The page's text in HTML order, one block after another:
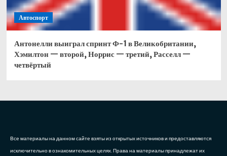
Автоспорт
Антонелли выиграл спринт Ф-1 в Великобритании,
Хэмилтон — второй, Норрис — третий, Расселл —
четвёртый
Все материалы на данном сайте взяты из открытых источников и предоставляются
исключительно в ознакомительных целях. Права на материалы принадлежат их